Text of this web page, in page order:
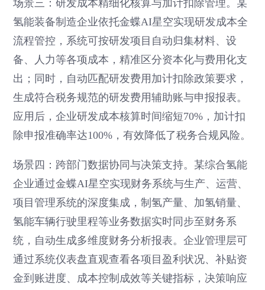
场景三：研发成本精细化核算与加计扣除管理。某
氢能装备制造企业依托金蝶AI星空实现研发成本全
流程管控，系统可按研发项目自动归集材料、设
备、人力等各项成本，精准区分资本化与费用化支
出；同时，自动匹配研发费用加计扣除政策要求，
生成符合税务规范的研发费用辅助账与申报报表。
应用后，企业研发成本核算时间缩短70%，加计扣
除申报准确率达100%，有效降低了税务合规风险。
场景四：跨部门数据协同与决策支持。某综合氢能
企业通过金蝶AI星空实现财务系统与生产、运营、
项目管理系统的深度集成，制氢产量、加氢销量、
氢能车辆行驶里程等业务数据实时同步至财务系
统，自动生成多维度财务分析报表。企业管理层可
通过系统仪表盘直观查看各项目盈利状况、补贴资
金到账进度、成本控制成效等关键指标，决策响应